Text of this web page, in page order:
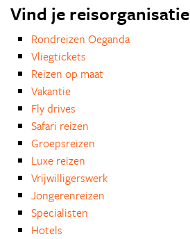
Vind je reisorganisatie
Rondreizen Oeganda
Vliegtickets
Reizen op maat
Vakantie
Fly drives
Safari reizen
Groepsreizen
Luxe reizen
Vrijwilligerswerk
Jongerenreizen
Specialisten
Hotels